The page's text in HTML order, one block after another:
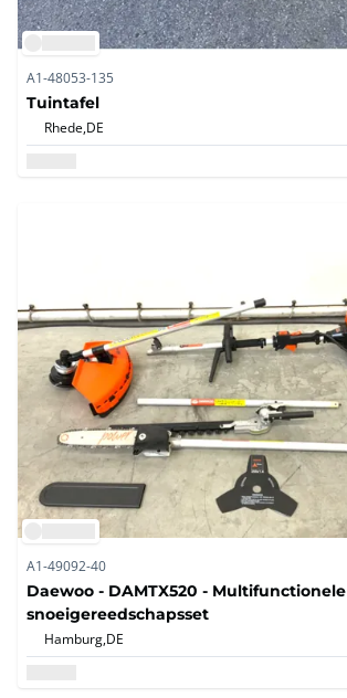
A1-48053-135
Tuintafel
Rhede,DE
A1-49092-40
Daewoo - DAMTX520 - Multifunctionele
snoeigereedschapsset
Hamburg,DE